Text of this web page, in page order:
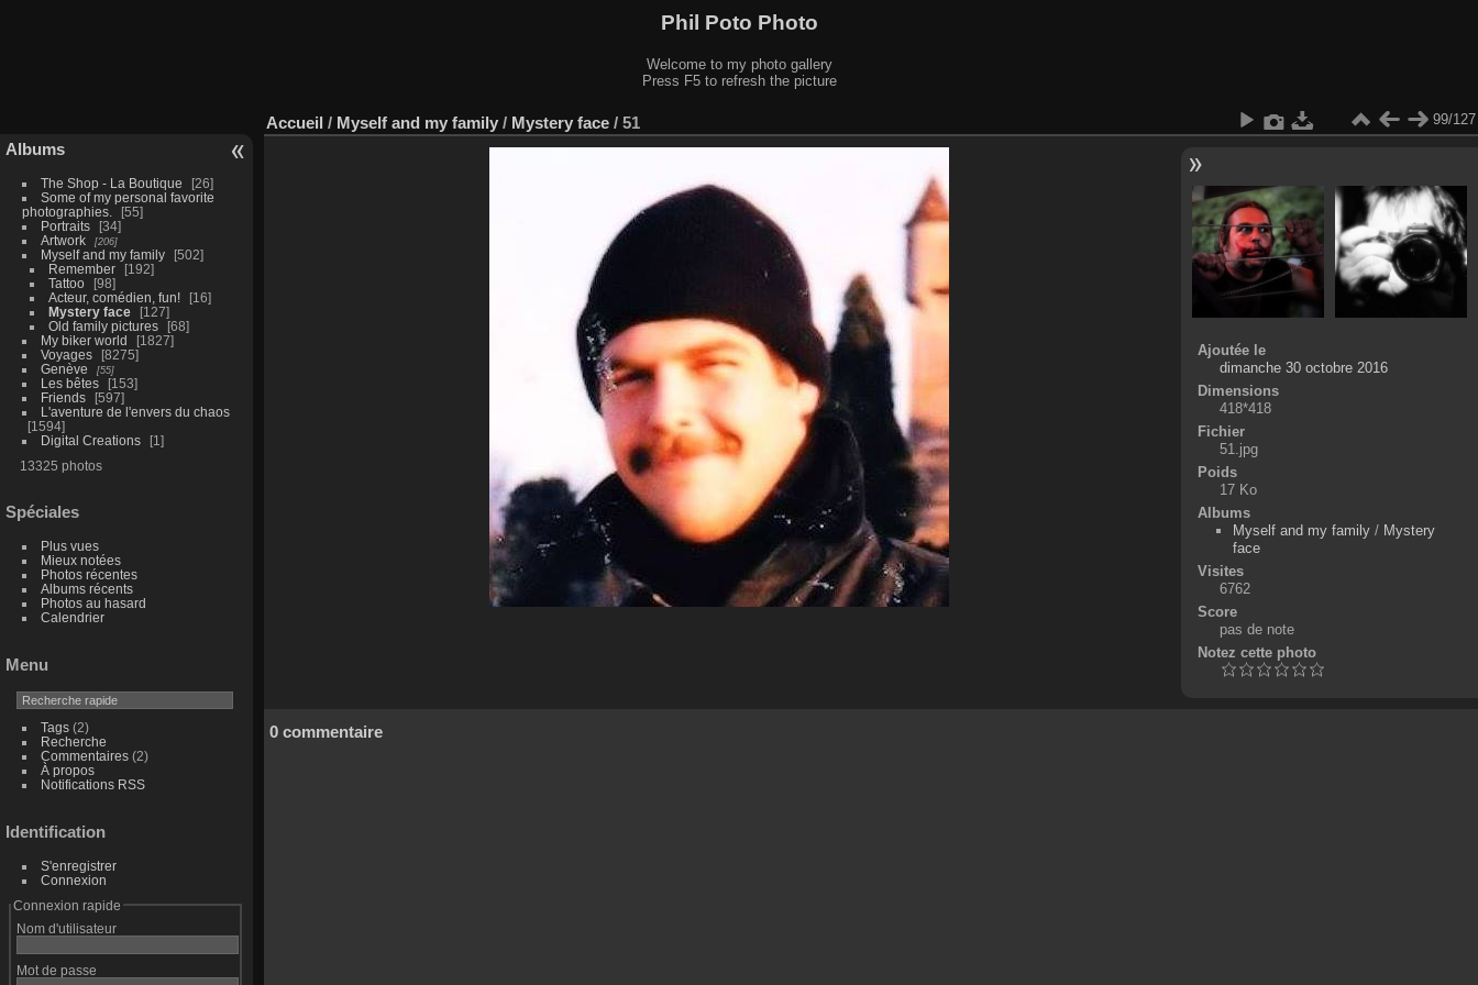
Phil Poto Photo
Welcome to my photo gallery
Press F5 to refresh the picture
Albums
The Shop - La Boutique
26
Some of my personal favorite
photographies.
55
Portraits
34
Artwork
206
Myself and my family
502
Remember
192
Tattoo
98
Acteur, comédien, fun!
16
Mystery face
127
Old family pictures
68
My biker world
1827
Voyages
8275
Genève
55
Les bêtes
153
Friends
597
L'aventure de l'envers du chaos
1594
Digital Creations
1
13325 photos
Spéciales
Plus vues
Mieux notées
Photos récentes
Albums récents
Photos au hasard
Calendrier
Menu
Tags(2)
Recherche
Commentaires(2)
À propos
Notifications RSS
Identification
S'enregistrer
Connexion
Connexion rapide
Nom d'utilisateur
Mot de passe
Accueil / Myself and my family / Mystery face / 51 99/127
Ajoutée le
dimanche 30 octobre 2016
Dimensions
418*418
Fichier
51.jpg
Poids
17 Ko
Albums
Myself and my family / Mystery
face
Visites
6762
Score
pas de note
Notez cette photo
0 commentaire